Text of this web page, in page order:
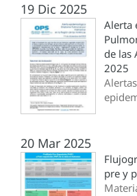
19 Dic 2025
Alerta
de las
2025
20 Mar 2025
pre y